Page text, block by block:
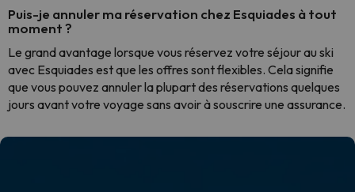
Puis-je annuler ma réservation chez Esquiades à tout
moment ?
Le grand avantage lorsque vous réservez votre séjour au ski
avec Esquiades est que les offres sont flexibles. Cela signifie
que vous pouvez annuler la plupart des réservations quelques
jours avant votre voyage sans avoir à souscrire une assurance.